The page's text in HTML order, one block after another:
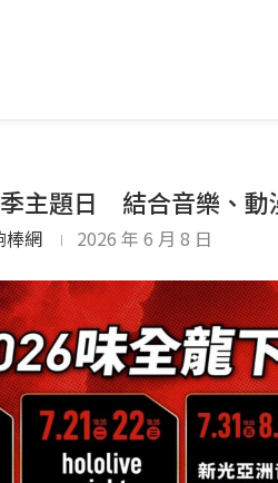
主題日 結合音樂、動
棒網 2026 年 6 月 8 日